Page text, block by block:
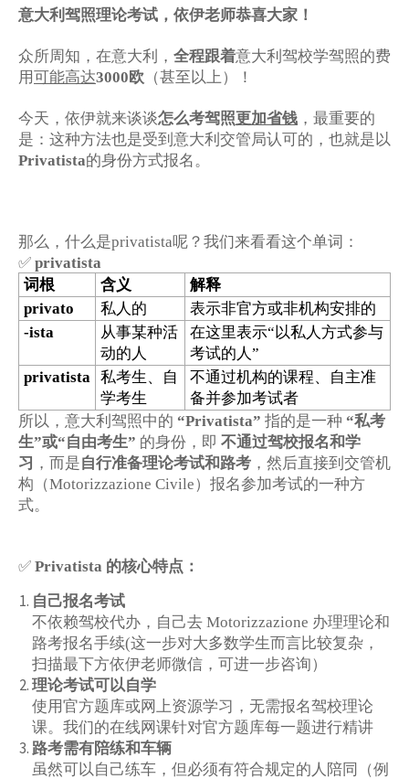
意大利驾照理论考试，依伊老师恭喜大家！
众所周知，在意大利， 全程跟着意大利驾校学驾照的费
用可能高达3000欧 （甚至以上）！
今天，依伊就来谈谈怎么考驾照更加省钱 ，最重要的
是：这种方法也是受到意大利交管局认可的，也就是以
Privatista的身份方式报名。
那么，什么是privatista呢？我们来看看这个单词：
✅ privatista
词根 含义 解释
privato 私人的 表示非官方或非机构安排的
-ista
从事某种活
动的人
在这里表示“以私人方式参与
考试的人”
privatista 私考生、自
学考生
不通过机构的课程、自主准
备并参加考试者
所以，意大利驾照中的 “Privatista” 指的是一种 “私考
生”或“自由考生” 的身份，即 不通过驾校报名和学
习 ，而是自行准备理论考试和路考 ，然后直接到交管机
构（Motorizzazione Civile）报名参加考试的一种方
式。
✅ Privatista 的核心特点：
自己报名考试
不依赖驾校代办，自己去 Motorizzazione 办理理论和
路考报名手续(这一步对大多数学生而言比较复杂，
扫描最下方依伊老师微信，可进一步咨询）
理论考试可以自学
使用官方题库或网上资源学习，无需报名驾校理论
课。我们的在线网课针对官方题库每一题进行精讲
路考需有陪练和车辆
虽然可以自己练车，但必须有符合规定的人陪同（例